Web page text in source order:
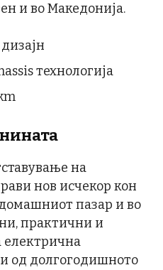
и во Македонија.
технологија
на
нов исчекор кон
пазар и во
практични и
електрична
од долгогодишното